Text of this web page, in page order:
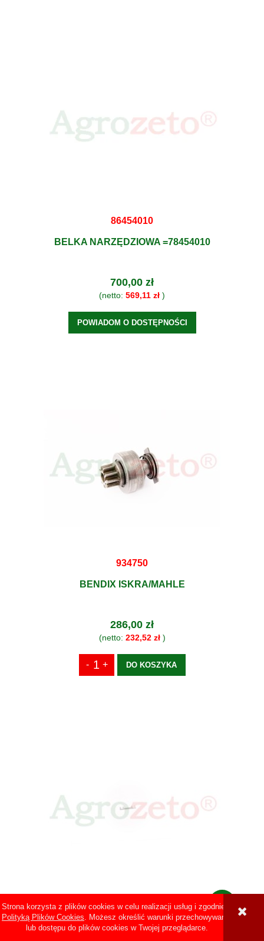
Strona korzysta z plików cookies w celu realizacji usług i zgodnie z
Polityką Plików Cookies. Możesz określić warunki przechowywania
lub dostępu do plików cookies w Twojej przeglądarce.
86454010
BELKA NARZĘDZIOWA =78454010
700,00 zł
(netto: 569,11 zł )
POWIADOM O DOSTĘPNOŚCI
934750
BENDIX ISKRA/MAHLE
286,00 zł
(netto: 232,52 zł)
DO KOSZYKA
13350903
BEZPIECZNIK ŚWIEC ŻAROWYCH P80